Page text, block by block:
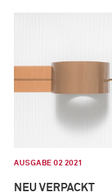
AUSGABE 02 2021
NEU VERPACKT